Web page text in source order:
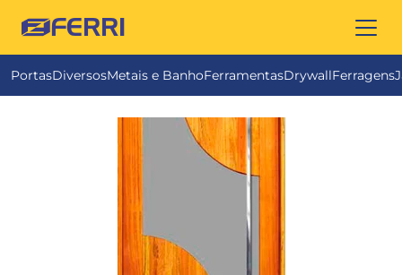
FERRI
PortasDiversosMetais e BanhoFerramentasDrywallFerragens